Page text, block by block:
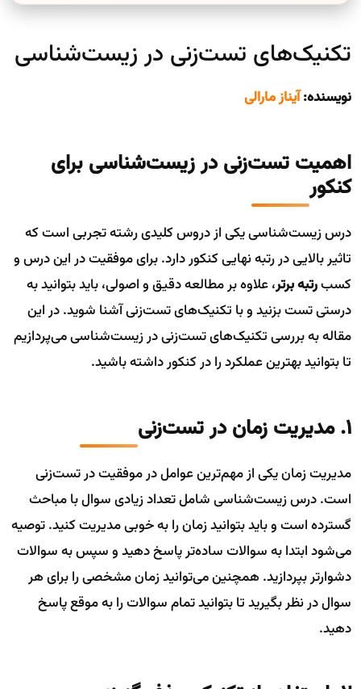
تکنیک‌های تست‌زنی در زیست‌شناسی
نویسنده:آیناز مارالی
اهمیت تست‌زنی در زیست‌شناسی برای
کنکور
درس زیست‌شناسی یکی از دروس کلیدی رشته تجربی است که
تاثیر بالایی در رتبه نهایی کنکور دارد. برای موفقیت در این درس و
کسبرتبه برتر، علاوه بر مطالعه دقیق و اصولی، باید بتوانید به
درستی تست بزنید و با تکنیک‌های تست‌زنی آشنا شوید. در این
مقاله به بررسی تکنیک‌های تست‌زنی در زیست‌شناسی می‌پردازیم
تا بتوانید بهترین عملکرد را در کنکور داشته باشید.
1. مدیریت زمان در تست‌زنی
مدیریت زمان یکی از مهم‌ترین عوامل در موفقیت در تست‌زنی
است. درس زیست‌شناسی شامل تعداد زیادی سوال با مباحث
گسترده است و باید بتوانید زمان را به خوبی مدیریت کنید. توصیه
می‌شود ابتدا به سوالات ساده‌تر پاسخ دهید و سپس به سوالات
دشوارتر بپردازید. همچنین می‌توانید زمان مشخصی را برای هر
سوال در نظر بگیرید تا بتوانید تمام سوالات را به موقع پاسخ
دهید.